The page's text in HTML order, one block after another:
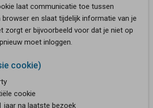
laat communicatie toe tussen
browser en slaat tijdelijk informatie van je
zorgt er bijvoorbeeld voor dat je niet op
moet inloggen.
cookie)
cookie
jaar na laatste bezoek